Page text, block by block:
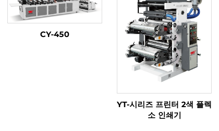
CY-450
YT-시리즈 프린터 2색 플렉
소 인쇄기